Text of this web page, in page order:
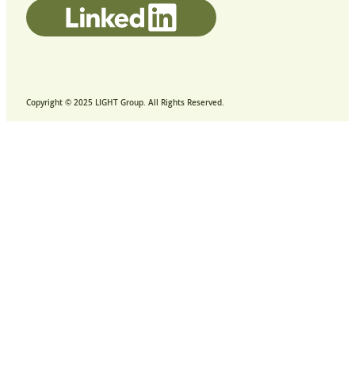
Copyright © 2025 LIGHT Group. All Rights Reserved.